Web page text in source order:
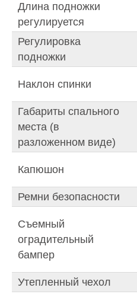
Длина подножки
регулируется
Регулировка
подножки
Наклон спинки
Габариты спального
места (в
разложенном виде)
Капюшон
Ремни безопасности
Съемный
оградительный
бампер
Утепленный чехол